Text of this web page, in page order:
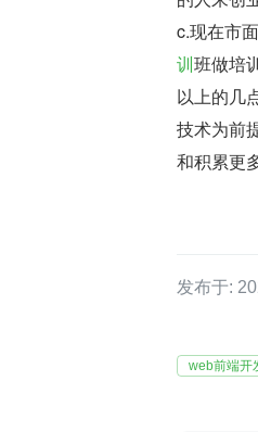
c.现在市
训班做培
以上的几
技术为前
和积累更
发布于:
web前端开